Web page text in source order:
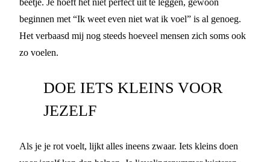
beetje. Je hoeft het niet perfect uit te leggen, gewoon
beginnen met “Ik weet even niet wat ik voel” is al genoeg.
Het verbaasd mij nog steeds hoeveel mensen zich soms ook
zo voelen.
DOE IETS KLEINS VOOR
JEZELF
Als je je rot voelt, lijkt alles ineens zwaar. Iets kleins doen